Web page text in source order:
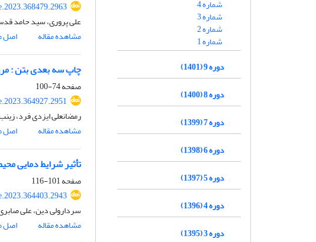
علی پروری، سید حامد
مشاهده مقاله
اصل
چاپ سه بعدی بتن :
صفحه74-100
رمضانعلی ایزدی فرد،
مشاهده مقاله
اصل
تأثیر شرایط دمایی
صفحه101-116
سردارولی دین، علی
مشاهده مقاله
اصل
شماره 4
شماره 3
شماره 2
شماره 1
دوره 9 (1401)
دوره 8 (1400)
دوره 7 (1399)
دوره 6 (1398)
دوره 5 (1397)
دوره 4 (1396)
دوره 3 (1395)